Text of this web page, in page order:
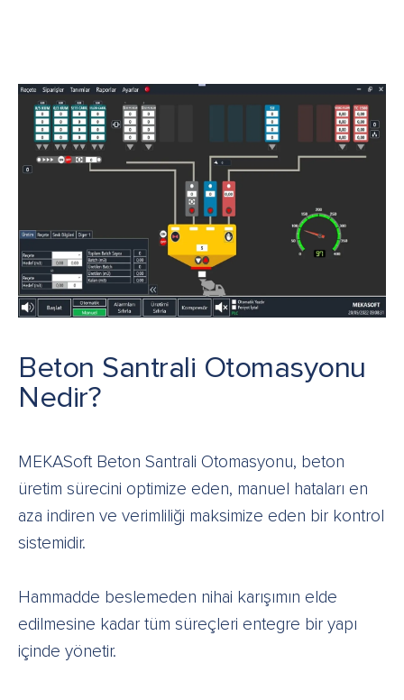
Beton Santrali Otomasyonu
Nedir?
MEKASoft Beton Santrali Otomasyonu, beton
üretim sürecini optimize eden, manuel hataları en
aza indiren ve verimliliği maksimize eden bir kontrol
sistemidir.
Hammadde beslemeden nihai karışımın elde
edilmesine kadar tüm süreçleri entegre bir yapı
içinde yönetir.